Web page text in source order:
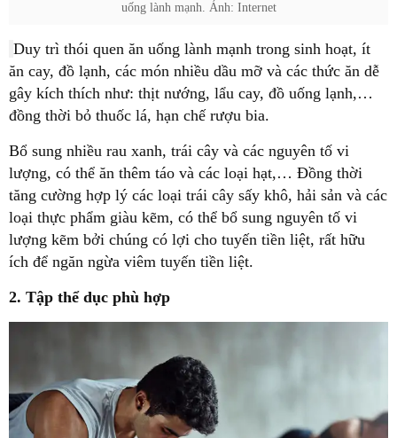
uống lành mạnh. Ảnh: Internet
Duy trì thói quen ăn uống lành mạnh trong sinh hoạt, ít
ăn cay, đồ lạnh, các món nhiều dầu mỡ và các thức ăn dễ
gây kích thích như: thịt nướng, lẩu cay, đồ uống lạnh,…
đồng thời bỏ thuốc lá, hạn chế rượu bia.
Bổ sung nhiều rau xanh, trái cây và các nguyên tố vi
lượng, có thể ăn thêm táo và các loại hạt,… Đồng thời
tăng cường hợp lý các loại trái cây sấy khô, hải sản và các
loại thực phẩm giàu kẽm, có thể bổ sung nguyên tố vi
lượng kẽm bởi chúng có lợi cho tuyến tiền liệt, rất hữu
ích để ngăn ngừa viêm tuyến tiền liệt.
2. Tập thể dục phù hợp